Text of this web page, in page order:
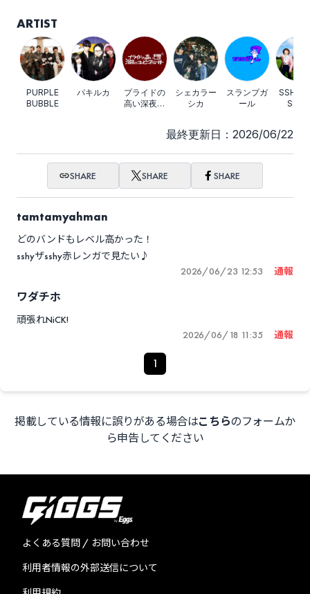
ARTIST
PURPLE
BUBBLE
パキルカ
プライドの
高い深夜の
シェカラー
シカ
スランプガ
ール
SSHY･
SSHY
最終更新日：2026/06/22
SHARE SHARE SHARE
tamtamyahman
どのバンドもレベル高かった！
sshyザsshy赤レンガで見たい♪
2026/06/23 12:53
通報
ワダチホ
頑張れNiCK!
2026/06/18 11:35
通報
1
掲載している情報に誤りがある場合はこちらのフォームか
ら申告してください
よくある質問 / お問い合わせ
利用者情報の外部送信について